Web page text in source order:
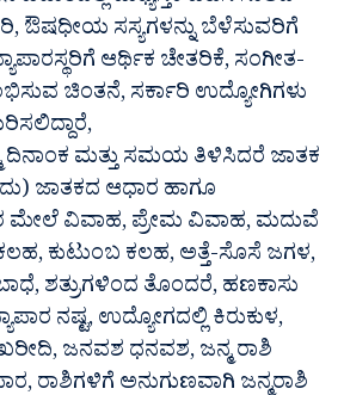
ಔಷಧೀಯ ಸಸ್ಯಗಳನ್ನು ಬೆಳೆಸುವರಿಗೆ
ಆರ್ಥಿಕ ಚೇತರಿಕೆ, ಸಂಗೀತ-
ಚಿಂತನೆ, ಸರ್ಕಾರಿ ಉದ್ಯೋಗಿಗಳು
ದಿನಾಂಕ ಮತ್ತು ಸಮಯ ತಿಳಿಸಿದರೆ ಜಾತಕ
ಜಾತಕದ ಆಧಾರ ಹಾಗೂ
ಮೇಲೆ ವಿವಾಹ, ಪ್ರೇಮ ವಿವಾಹ, ಮದುವೆ
ಕುಟುಂಬ ಕಲಹ, ಅತ್ತೆ-ಸೊಸೆ ಜಗಳ,
ಶತ್ರುಗಳಿಂದ ತೊಂದರೆ, ಹಣಕಾಸು
ನಷ್ಟ, ಉದ್ಯೋಗದಲ್ಲಿ ಕಿರುಕುಳ,
ಜನವಶ ಧನವಶ, ಜನ್ಮ ರಾಶಿ
ರಾಶಿಗಳಿಗೆ ಅನುಗುಣವಾಗಿ ಜನ್ಮರಾಶಿ